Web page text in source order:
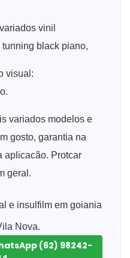
vinil
black piano,
visual:
variados modelos e
gosto, garantia na
aplicacão. Protcar
geral.
e insulfilm em goiania
Nova.
(62) 98242-